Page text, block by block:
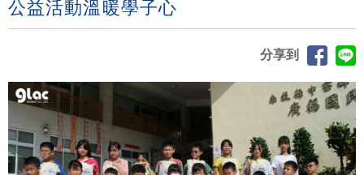
公益活動溫暖學子心
分享到